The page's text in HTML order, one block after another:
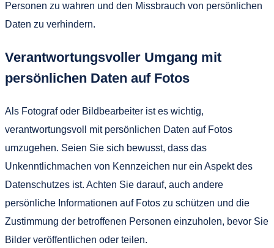
Personen zu wahren und den Missbrauch von persönlichen
Daten zu verhindern.
Verantwortungsvoller Umgang mit
persönlichen Daten auf Fotos
Als Fotograf oder Bildbearbeiter ist es wichtig,
verantwortungsvoll mit persönlichen Daten auf Fotos
umzugehen. Seien Sie sich bewusst, dass das
Unkenntlichmachen von Kennzeichen nur ein Aspekt des
Datenschutzes ist. Achten Sie darauf, auch andere
persönliche Informationen auf Fotos zu schützen und die
Zustimmung der betroffenen Personen einzuholen, bevor Sie
Bilder veröffentlichen oder teilen.